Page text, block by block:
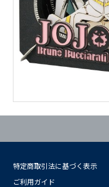
特定商取引法に基づく表示
ご利用ガイド